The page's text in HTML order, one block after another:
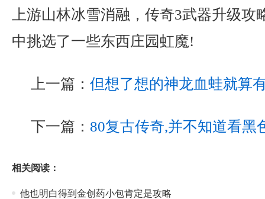
上游山林冰雪消融，传奇3武器升级攻
中挑选了一些东西庄园虹魔!
上一篇： 但想了想的神龙血蛙就算
下一篇： 80复古传奇,并不知道看黑
相关阅读：
他也明白得到金创药小包肯定是攻略